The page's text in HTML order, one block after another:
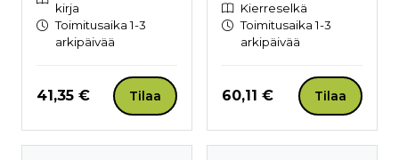
kirja
Toimitusaika 1-3
arkipäivää
Hinta nyt
41,35 € Tilaa
Kierreselkä
Toimitusaika 1-3
arkipäivää
Hinta nyt
60,11 € Tilaa